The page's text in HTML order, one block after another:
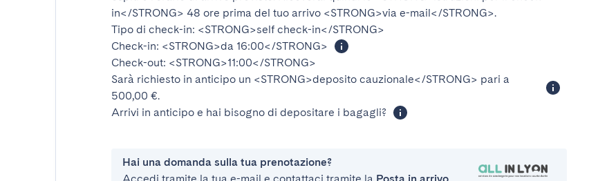
in</STRONG> 48 ore prima del tuo arrivo <STRONG>via e-mail</STRONG>.
Tipo di check-in: <STRONG>self check-in</STRONG>
Check-in: <STRONG>da 16:00</STRONG>
Check-out: <STRONG>11:00</STRONG>
Sarà richiesto in anticipo un <STRONG>deposito cauzionale</STRONG> pari a
500,00 €.
Arrivi in anticipo e hai bisogno di depositare i bagagli?
Hai una domanda sulla tua prenotazione?